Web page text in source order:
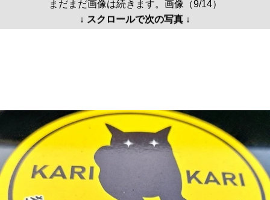
まだまだ画像は続きます。画像（9/14）
↓ スクロールで次の写真 ↓